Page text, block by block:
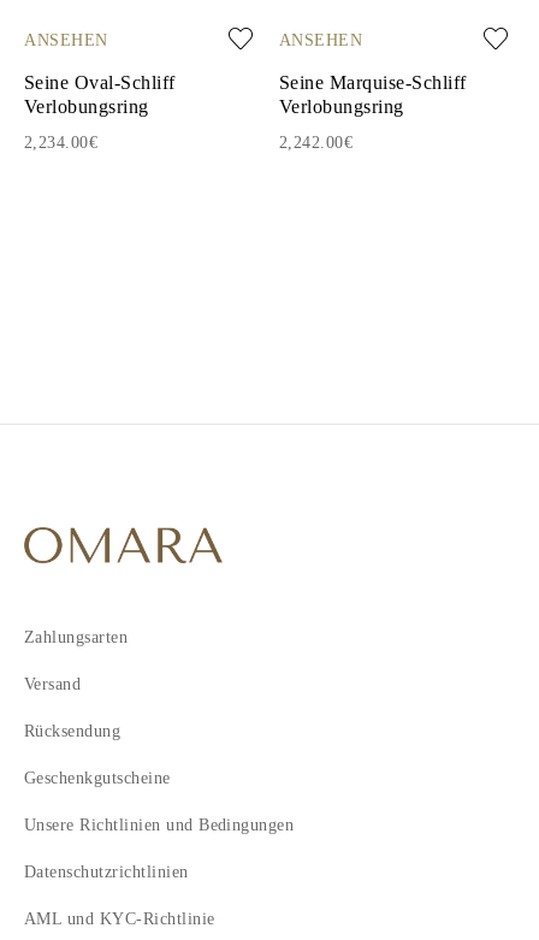
ANSEHEN
Seine Oval-Schliff
Verlobungsring
2,234.00€
ANSEHEN
Seine Marquise-Schliff
Verlobungsring
2,242.00€
7
Zahlungsarten
Versand
Rücksendung
Geschenkgutscheine
Unsere Richtlinien und Bedingungen
Datenschutzrichtlinien
AML und KYC-Richtlinie